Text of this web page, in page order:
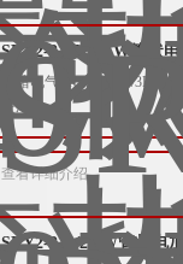
SRY2-220V/3KW管状
胜绪电气SRY2-220V/3KW
使用。
查看详细介绍
SRY2-220/2KW管状电